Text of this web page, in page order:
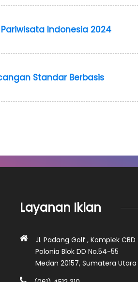
Indonesia 2024
Standar Berbasis
Layanan Iklan
Jl. Padang Golf , Komplek CBD
Polonia Blok DD No.54-55
Medan 20157, Sumatera Utara